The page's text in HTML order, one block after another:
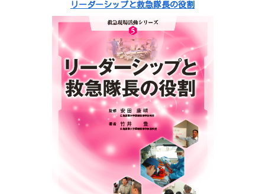
リーダーシップと救急隊長の役割